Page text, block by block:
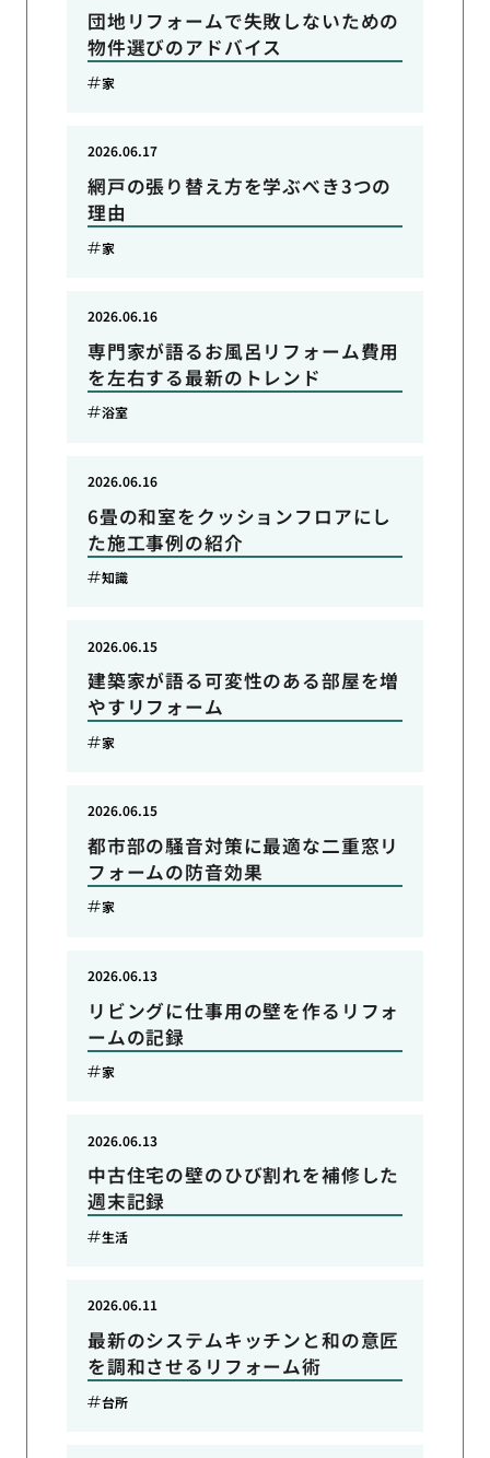
団地リフォームで失敗しないための
物件選びのアドバイス
家
網戸の張り替え方を学ぶべき3つの
理由
2026.06.17
家
専門家が語るお風呂リフォーム費用
を左右する最新のトレンド
2026.06.16
浴室
6畳の和室をクッションフロアにし
た施工事例の紹介
2026.06.16
知識
建築家が語る可変性のある部屋を増
やすリフォーム
2026.06.15
家
都市部の騒音対策に最適な二重窓リ
フォームの防音効果
2026.06.15
家
リビングに仕事用の壁を作るリフォ
ームの記録
2026.06.13
家
中古住宅の壁のひび割れを補修した
週末記録
2026.06.13
生活
最新のシステムキッチンと和の意匠
を調和させるリフォーム術
2026.06.11
台所